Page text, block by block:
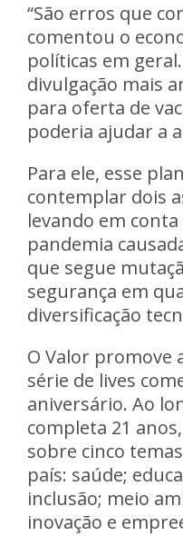
“São erros que
comentou o
políticas em
divulgação mais
para oferta de
poderia ajudar a
Para ele, esse
contemplar dois
levando em
pandemia
que segue
segurança em
diversificação
O Valor promove
série de lives
aniversário. Ao
completa 21
sobre cinco
país: saúde;
inclusão; meio
inovação e